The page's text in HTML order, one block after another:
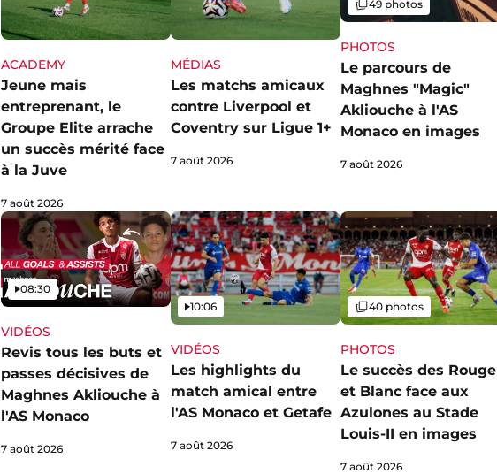
ACADEMY
Jeune mais
entreprenant, le
Groupe Elite arrache
un succès mérité face
à la Juve
7 août 2026
MÉDIAS
Les matchs amicaux
contre Liverpool et
Coventry sur Ligue 1+
7 août 2026
PHOTOS
Le parcours de
Maghnes "Magic"
Akliouche à l'AS
Monaco en images
Galerie
49 photos
7 août 2026
VIDÉOS
Revis tous les buts et
passes décisives de
Maghnes Akliouche à
l'AS Monaco
Vidéo
08:30
7 août 2026
VIDÉOS
Les highlights du
match amical entre
l'AS Monaco et Getafe
Vidéo
10:06
7 août 2026
PHOTOS
Le succès des Rouge
et Blanc face aux
Azulones au Stade
Louis-II en images
Galerie
40 photos
7 août 2026